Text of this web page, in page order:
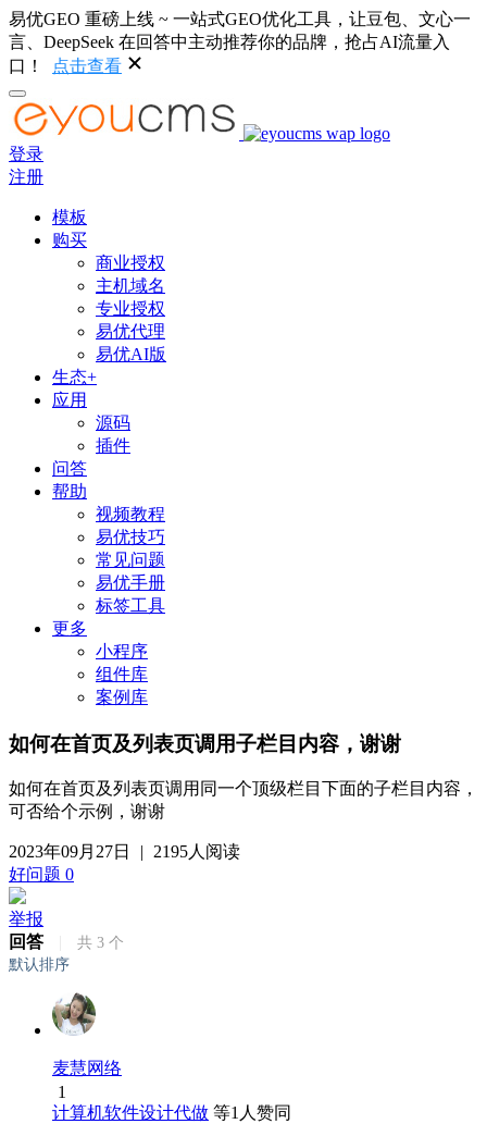
易优GEO 重磅上线 ~ 一站式GEO优化工具，让豆包、文心一
言、DeepSeek 在回答中主动推荐你的品牌，抢占AI流量入
口！
点击查看
登录
注册
模板
购买
商业授权
主机域名
专业授权
易优代理
易优AI版
生态+
应用
源码
插件
问答
帮助
视频教程
易优技巧
常见问题
易优手册
标签工具
更多
小程序
组件库
案例库
如何在首页及列表页调用子栏目内容，谢谢
如何在首页及列表页调用同一个顶级栏目下面的子栏目内容，
可否给个示例，谢谢
2023年09月27日 | 2195人阅读
好问题 0
举报
回答
共 3 个
默认排序
麦慧网络
1
计算机软件设计代做 等1人赞同